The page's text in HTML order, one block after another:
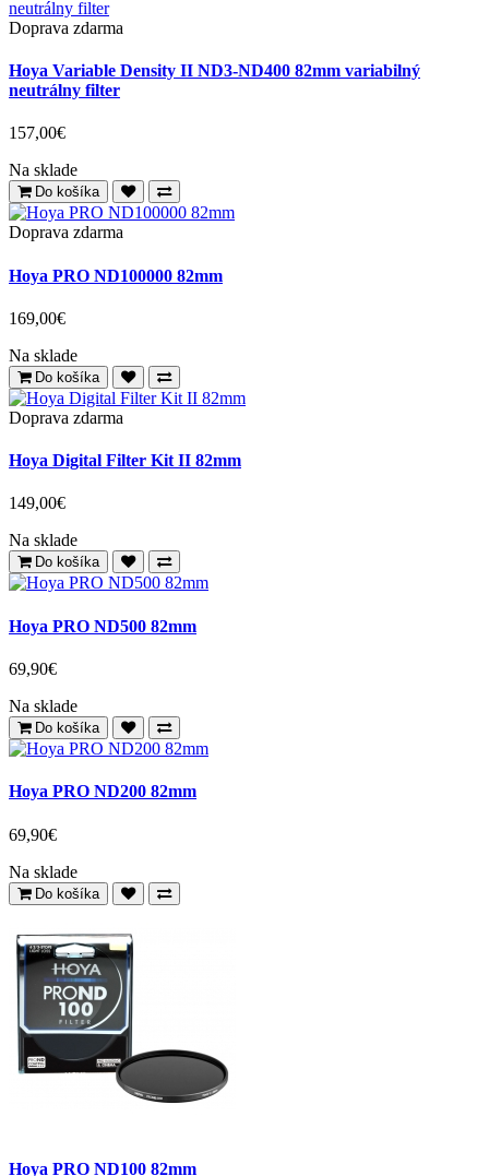
Doprava zdarma
Hoya Variable Density II ND3-ND400 82mm variabilný
neutrálny filter
157,00€
Na sklade
Do košíka
Doprava zdarma
Hoya PRO ND100000 82mm
169,00€
Na sklade
Do košíka
Doprava zdarma
Hoya Digital Filter Kit II 82mm
149,00€
Na sklade
Do košíka
Hoya PRO ND500 82mm
69,90€
Na sklade
Do košíka
Hoya PRO ND200 82mm
69,90€
Na sklade
Do košíka
Hoya PRO ND100 82mm